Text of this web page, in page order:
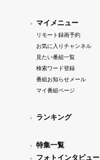
マイメニュー
リモート録画予約
お気に入りチャンネル
見たい番組一覧
検索ワード登録
番組お知らせメール
マイ番組ページ
ランキング
特集一覧
フォトインタビュー